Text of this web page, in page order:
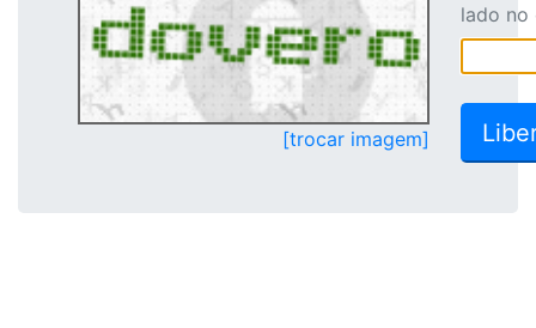
[trocar imagem]
lado no